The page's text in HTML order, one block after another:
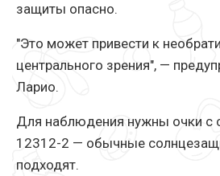
защиты опасно.
"Это может привести к
центрального зрения", —
Ларио.
Для наблюдения нужны очки с
12312-2 — обычные
подходят.